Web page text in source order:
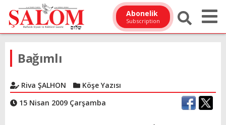
Abonelik
Subscription
Bağımlı
Riva ŞALHON
Köşe Yazısı
15 Nisan 2009 Çarşamba